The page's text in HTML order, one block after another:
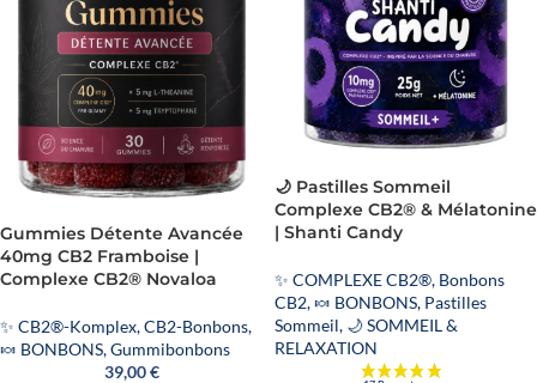
Gummies Détente Avancée
40mg CB2 Framboise |
Complexe CB2® Novaloa
✨ CB2®-Komplex,CB2-Bonbons,
🍬 BONBONS,Gummibonbons
39,00€
🌙 Pastilles Sommeil
Complexe CB2® & Mélatonine
| Shanti Candy
✨ COMPLEXE CB2®, Bonbons
CB2,🍬 BONBONS, Pastilles
Sommeil, 🌙 SOMMEIL &
RELAXATION